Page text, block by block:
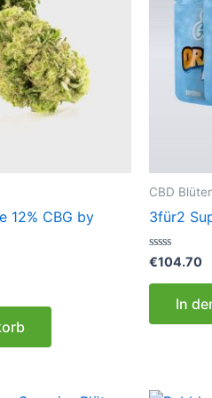
12% CBG by
CBD
3für2
Bewertet
0
€104.70
In